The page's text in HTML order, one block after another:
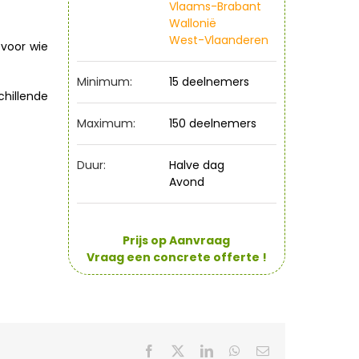
wie
Vlaams-Brabant
Wallonië
West-Vlaanderen
Minimum: 15 deelnemers
Maximum: 150 deelnemers
Duur:
Halve dag
Avond
Prijs op Aanvraag
Vraag een concrete offerte !
Facebook LinkedInWhatsApp
E-